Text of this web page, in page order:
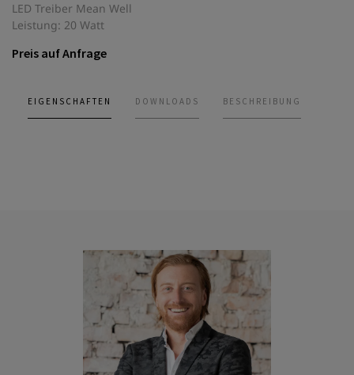
LED Treiber Mean Well
Leistung: 20 Watt
Preis auf Anfrage
EIGENSCHAFTEN DOWNLOADS BESCHREIBUNG